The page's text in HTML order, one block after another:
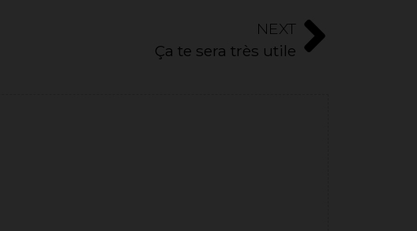
NEXT
Ça te sera très utile